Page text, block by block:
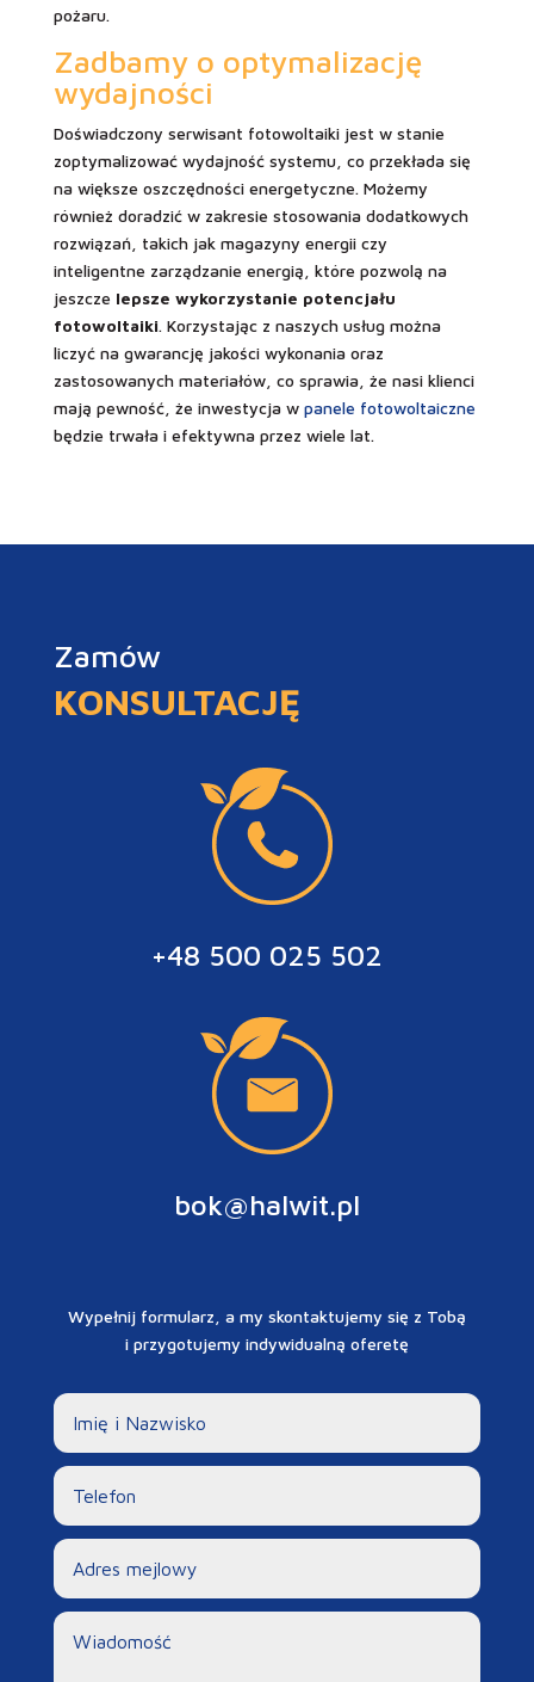
pożaru.
Zadbamy o optymalizację
wydajności
Doświadczony serwisant fotowoltaiki jest w stanie
zoptymalizować wydajność systemu, co przekłada się
na większe oszczędności energetyczne. Możemy
również doradzić w zakresie stosowania dodatkowych
rozwiązań, takich jak magazyny energii czy
inteligentne zarządzanie energią, które pozwolą na
jeszcze lepsze wykorzystanie potencjału
fotowoltaiki. Korzystając z naszych usług można
liczyć na gwarancję jakości wykonania oraz
zastosowanych materiałów, co sprawia, że nasi klienci
mają pewność, że inwestycja w panele fotowoltaiczne
będzie trwała i efektywna przez wiele lat.
Zamów
KONSULTACJĘ
+48 500 025 502
bok@halwit.pl
Wypełnij formularz, a my skontaktujemy się z Tobą
i przygotujemy indywidualną oferetę